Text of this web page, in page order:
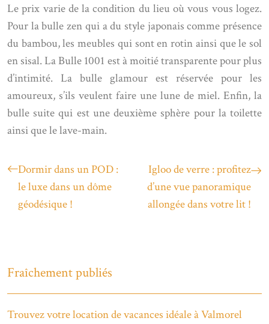
Le prix varie de la condition du lieu où vous vous logez.
Pour la bulle zen qui a du style japonais comme présence
du bambou, les meubles qui sont en rotin ainsi que le sol
en sisal. La Bulle 1001 est à moitié transparente pour plus
d’intimité. La bulle glamour est réservée pour les
amoureux, s’ils veulent faire une lune de miel. Enfin, la
bulle suite qui est une deuxième sphère pour la toilette
ainsi que le lave-main.
Dormir dans un POD :
le luxe dans un dôme
géodésique !
Igloo de verre : profitez
d’une vue panoramique
allongée dans votre lit !
Fraîchement publiés
Trouvez votre location de vacances idéale à Valmorel